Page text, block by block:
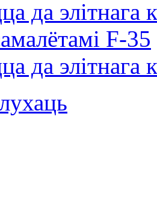
да элітнага